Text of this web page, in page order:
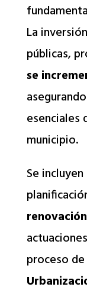
La
públicas,
se
esenciales
municipio.
Se
proceso de